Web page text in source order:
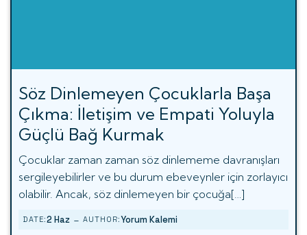
Söz Dinlemeyen Çocuklarla Başa
Çıkma: İletişim ve Empati Yoluyla
Güçlü Bağ Kurmak
Çocuklar zaman zaman söz dinlememe davranışları
sergileyebilirler ve bu durum ebeveynler için zorlayıcı
olabilir. Ancak, söz dinlemeyen bir çocuğa[…]
DATE:2 Haz - AUTHOR:Yorum Kalemi